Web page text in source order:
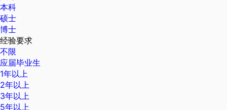
本科
硕士
博士
经验要求
不限
应届毕业生
1年以上
2年以上
3年以上
5年以上